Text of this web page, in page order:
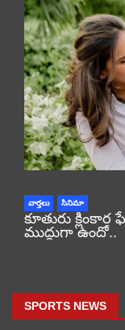
వార్తలు సినిమా
కూతురు
ముద్దుగా ఉందో..
SPORTS NEWS